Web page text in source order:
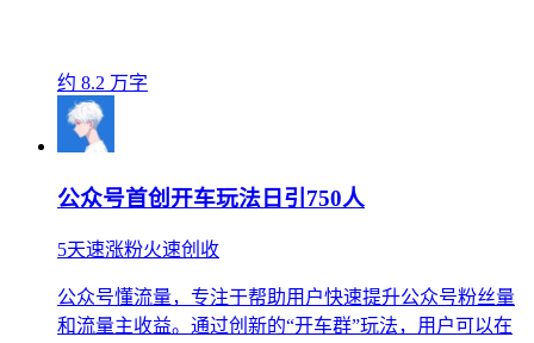
约 8.2 万字
公众号首创开车玩法日引750人
5天速涨粉火速创收
公众号懂流量，专注于帮助用户快速提升公众号粉丝量
和流量主收益。通过创新的“开车群”玩法，用户可以在